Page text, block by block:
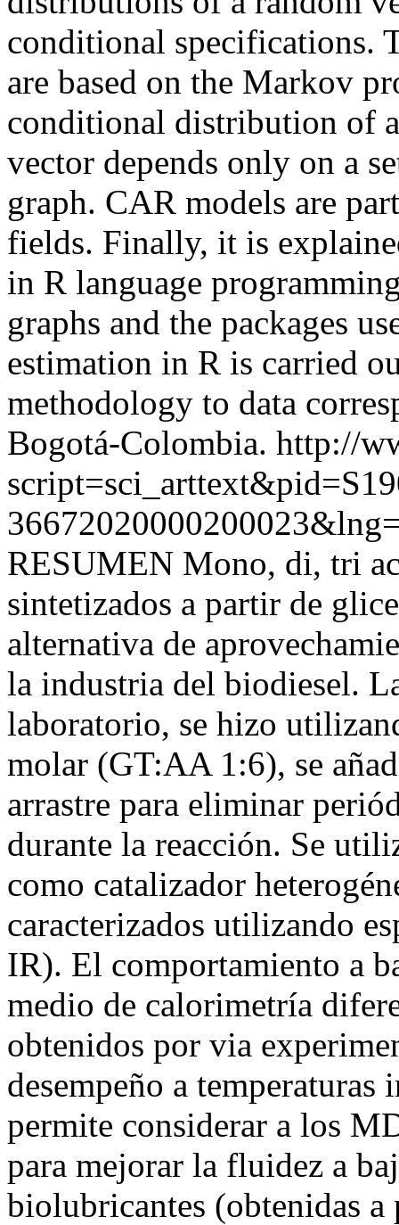
conditional specifications.
are based on the Markov
conditional distribution of
vector depends only on a
graph. CAR models are
fields. Finally, it is
in R language
graphs and the packages
estimation in R is carried
methodology to data
Bogotá-Colombia. http://
RESUMEN Mono, di, tri
sintetizados a partir de
alternativa de
la industria del biodiesel.
laboratorio, se hizo
molar (GT:AA 1:6), se
arrastre para eliminar
durante la reacción. Se
como catalizador
caracterizados utilizando
IR). El comportamiento a
medio de calorimetría
obtenidos por via
desempeño a
permite considerar a los
para mejorar la fluidez a
biolubricantes (obtenidas a